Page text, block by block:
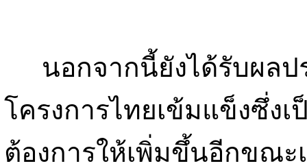
นอกจากนี้ยังได้รับผลป
โครงการไทยเข้มแข็งซึ่ง
ต้องการให้เพิ่มขึ้นอีกขณะ